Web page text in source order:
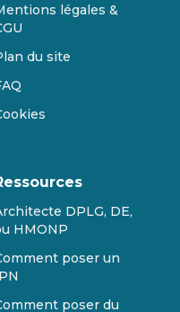
légales &
du site
DPLG, DE,
HMONP
poser un
poser du